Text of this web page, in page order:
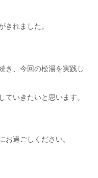
きれました。
き、今回の松湯を実践し
ていきたいと思います。
お過ごしください。